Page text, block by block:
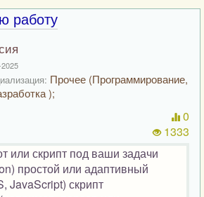
работу
Прочее (Программирование,
);
0
1333
или скрипт под ваши задачи
простой или адаптивный
JavaScript) скрипт